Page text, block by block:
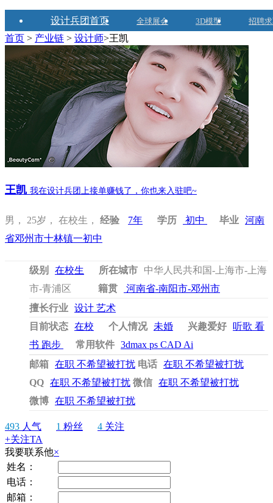
设计兵团首页 全球展会 3D模型 招聘
首页 > 产业链 > 设计师>王凯
王凯 我在设计兵团上接单赚钱了，你也来入驻吧~
男， 25岁， 在校生， 经验 7年 学历 初中 毕业 河南
省邓州市十林镇一初中
级别 在校生 所在城市
中华人民共和国-上海市-上海
市-青浦区
籍贯
河南省-南阳市-邓州市
擅长行业 设计 艺术
目前状态 在校 个人情况 未婚 兴趣爱好
听歌 看
书 跑步
常用软件 3dmax ps CAD Ai
邮箱 在职 不希望被打扰 电话 在职 不希望被打扰
QQ 在职 不希望被打扰 微信 在职 不希望被打扰
微博 在职 不希望被打扰
493 人气 1 粉丝 4 关注
+关注TA
我要联系他×
姓名：
电话：
邮箱：